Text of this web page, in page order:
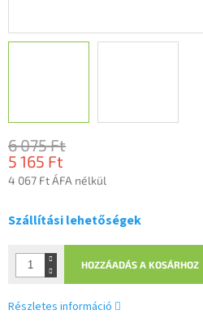
6 075 Ft
5 165 Ft
4 067 Ft ÁFA nélkül
Szállítási lehetőségek
HOZZÁADÁS A KOSÁRHOZ
Részletes információ